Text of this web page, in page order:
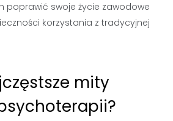
poprawić swoje życie zawodowe
korzystania z tradycyjnej
mity